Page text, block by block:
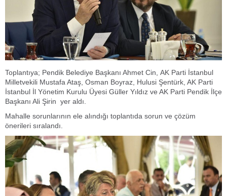
Toplantıya; Pendik Belediye Başkanı Ahmet Cin, AK Parti İstanbul
Milletvekili Mustafa Ataş, Osman Boyraz, Hulusi Şentürk, AK Parti
İstanbul İl Yönetim Kurulu Üyesi Güller Yıldız ve AK Parti Pendik İlçe
Başkanı Ali Şirin yer aldı.
Mahalle sorunlarının ele alındığı toplantıda sorun ve çözüm
önerileri sıralandı.